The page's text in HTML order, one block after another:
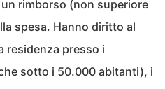
rimborso (non superiore
spesa. Hanno diritto al
residenza presso i
sotto i 50.000 abitanti), i